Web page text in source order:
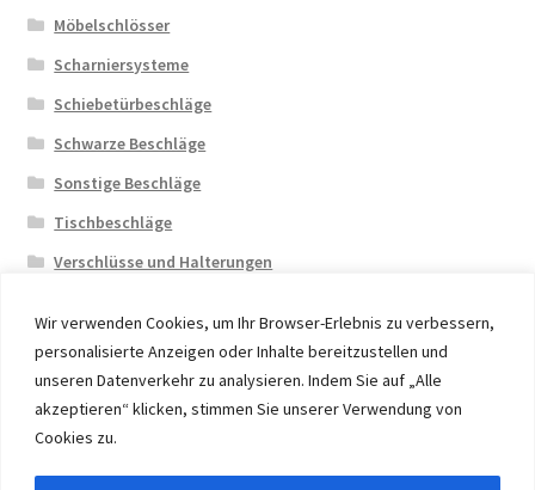
Wir verwenden Cookies, um Ihr Browser-Erlebnis zu verbessern,
personalisierte Anzeigen oder Inhalte bereitzustellen und
unseren Datenverkehr zu analysieren. Indem Sie auf „Alle
akzeptieren“ klicken, stimmen Sie unserer Verwendung von
Cookies zu.
Möbelschlösser
Scharniersysteme
Schiebetürbeschläge
Schwarze Beschläge
Sonstige Beschläge
Tischbeschläge
Verschlüsse und Halterungen
© 2026 Eruon Trade UG, Germany, member of the ERUON